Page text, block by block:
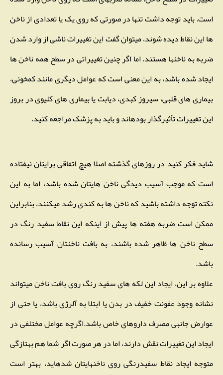
است. باید توجه داشت تنها در صورتی که روی یک یا تعدادی از ناخن
ها این نقاط دیده شوند، میتوان گفت این تغییرات ناشی از وارد شدن
ضربه به ناخنها هستند. اما اگر چنین تغییراتی در سطح همه ناخن ها
ایجاد شده باشد، به این معنی است که عوامل دیگری مانند کمخونی،
بیماری های قلبی، سیروز کبدی، دیابت یا بیماری های کلیوی در بروز
این تغییرات تأثیرگذار بودهاند و باید به پزشک مراجعه کنید.
شاید فکر کنید در روزهای گذشته اصلا هیچ اتفاقی برایتان نیفتاده
است که موجب آسیب دیدگی ناخن هایتان شده باشد، اما به این
نکته توجه داشته باشید که ناخن ها به کندی رشد میکنند، بنابراین
ممکن است ضربه هفته ها پیش از اینکه این نقاط سفید رنگ در
سطح ناخن ها ظاهر شده باشند، به بافت ناخنتان آسیب رسانده
باشد.
علاوه بر این، ایجاد این لکه های سفید رنگ روی بافت ناخن میتواند
نشانه وجود عفونت خفیف در بدن یا ابتلا به آلرژی باشد، یا حتی از
عوارض جانبی مصرف داروهای خاص باشد.اگرچه عوامل مختلفی در
ایجاد این تغییرات نقش دارند، اما در هر صورت اگر شما هم بهتازگی
متوجه ایجاد نقاط سفیدرنگی روی ناخنهایتان شدهاید، بهتر است